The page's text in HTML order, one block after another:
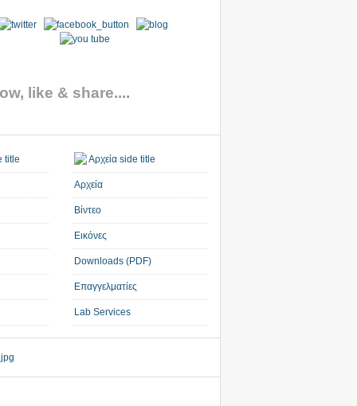
like & share....
Αρχεία
Βίντεο
Εικόνες
Downloads (PDF)
Επαγγελματίες
Lab Services